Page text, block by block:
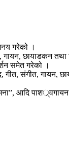
गरेको ।
छायाडकन तथा
समेत गरेको ।
गीत, संगीत, गायन,
आदि